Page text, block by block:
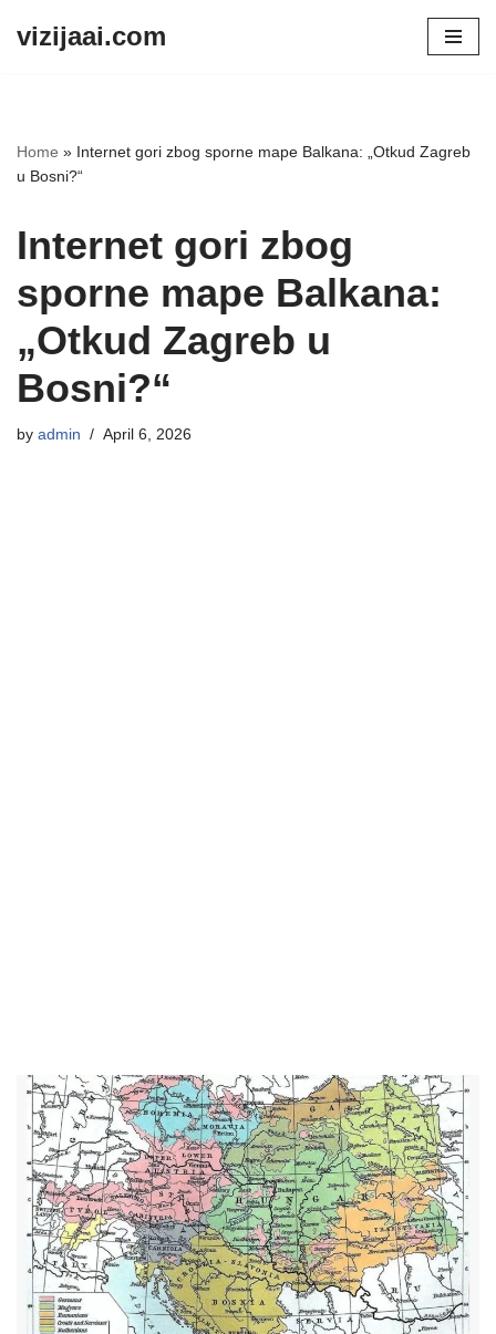
vizijaai.com
Home » Internet gori zbog sporne mape Balkana: „Otkud Zagreb
u Bosni?“
Internet gori zbog
sporne mape Balkana:
„Otkud Zagreb u
Bosni?“
by admin April 6, 2026